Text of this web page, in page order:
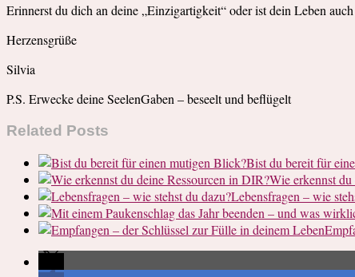
Erinnerst du dich an deine „Einzigartigkeit“ oder ist dein Leben
Herzensgrüße
Silvia
P.S. Erwecke deine SeelenGaben – beseelt und beflügelt
Related Posts
Bist du bereit für
Wie erkennst
Lebensfragen – wie